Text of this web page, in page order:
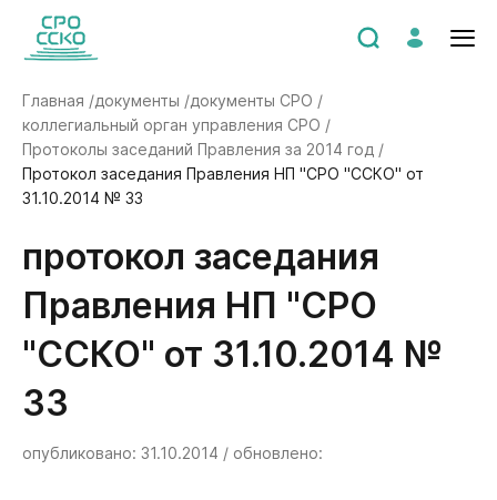
Главная /документы /документы СРО /
коллегиальный орган управления СРО /
Протоколы заседаний Правления за 2014 год /
Протокол заседания Правления НП "СРО "ССКО" от
31.10.2014 № 33
Протокол заседания
Правления НП "СРО
"ССКО" от 31.10.2014 №
33
опубликовано: 31.10.2014 / обновлено: